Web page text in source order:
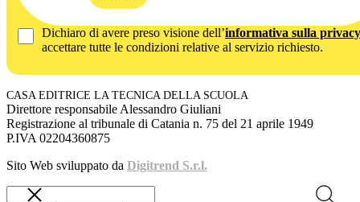
Dichiaro di avere preso visione dell’informativa sulla privacy
accettare tutte le condizioni relative al servizio richiesto.
CASA EDITRICE LA TECNICA DELLA SCUOLA
Direttore responsabile Alessandro Giuliani
Registrazione al tribunale di Catania n. 75 del 21 aprile 1949
P.IVA 02204360875
Sito Web sviluppato da Digitrend S.r.l.